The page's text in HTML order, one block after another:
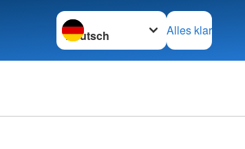
Sprache wechseln zu
Alles klar